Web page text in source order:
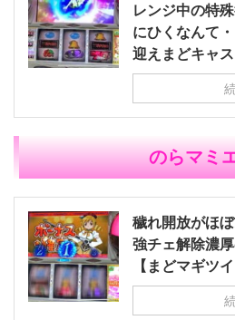
レンジ中の特
にひくなんて
迎えまどキャス
のらマミ
穢れ開放がほ
強チェ解除濃
【まどマギツ